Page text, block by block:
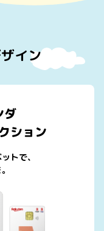
イン
ダ
ション
トで、